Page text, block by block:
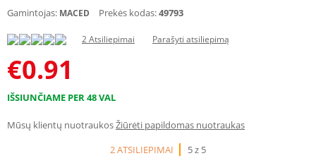
Gamintojas: MACED Prekės kodas:49793
2 Atsiliepimai Parašyti atsiliepimą
€0.91
IŠSIUNČIAME PER 48 VAL
Mūsų klientų nuotraukosŽiūrėti papildomas nuotraukas
2 ATSILIEPIMAI
5 z 5